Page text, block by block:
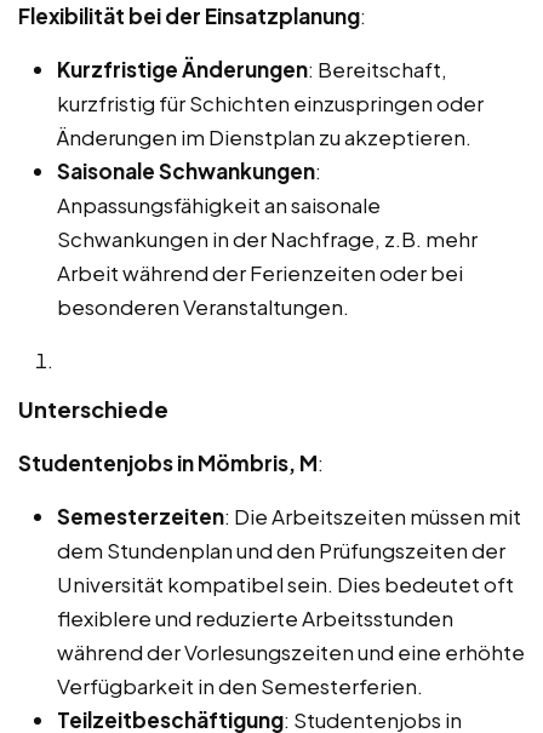
Flexibilität bei der Einsatzplanung:
Kurzfristige Änderungen: Bereitschaft,
kurzfristig für Schichten einzuspringen oder
Änderungen im Dienstplan zu akzeptieren.
Saisonale Schwankungen:
Anpassungsfähigkeit an saisonale
Schwankungen in der Nachfrage, z.B. mehr
Arbeit während der Ferienzeiten oder bei
besonderen Veranstaltungen.
Unterschiede
Studentenjobs in Mömbris, M:
Semesterzeiten: Die Arbeitszeiten müssen mit
dem Stundenplan und den Prüfungszeiten der
Universität kompatibel sein. Dies bedeutet oft
flexiblere und reduzierte Arbeitsstunden
während der Vorlesungszeiten und eine erhöhte
Verfügbarkeit in den Semesterferien.
Teilzeitbeschäftigung: Studentenjobs in